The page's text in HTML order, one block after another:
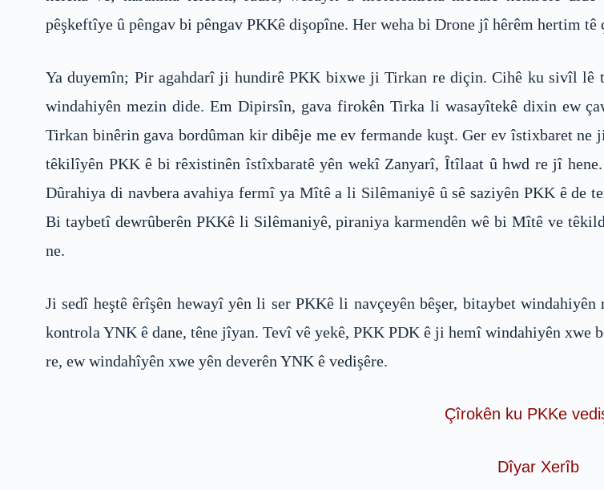
pêşkeftîye û pêngav bi pêngav PKKê dişopîne. Her weha bi Drone jî hêrêm hertim
Ya duyemîn; Pir agahdarî ji hundirê PKK bixwe ji Tirkan re diçin. Cihê ku sivîl
windahiyên mezin dide. Em Dipirsîn, gava firokên Tirka li wasayîtekê dixin ew
Tirkan binêrin gava bordûman kir dibêje me ev fermande kuşt. Ger ev îstixbaret
têkilîyên PKK ê bi rêxistinên îstîxbaratê yên wekî Zanyarî, Îtîlaat û hwd re jî
Dûrahiya di navbera avahiya fermî ya Mîtê a li Silêmaniyê û sê saziyên PKK ê de
Bi taybetî dewrûberên PKKê li Silêmaniyê, piraniya karmendên wê bi Mîtê ve
ne.
Ji sedî heştê êrîşên hewayî yên li ser PKKê li navçeyên bêşer, bitaybet
kontrola YNK ê dane, têne jîyan. Tevî vê yekê, PKK PDK ê ji hemî windahiyên
re, ew windahîyên xwe yên deverên YNK ê vedişêre.
Çîrokên ku PKKe
Dîyar Xerîb